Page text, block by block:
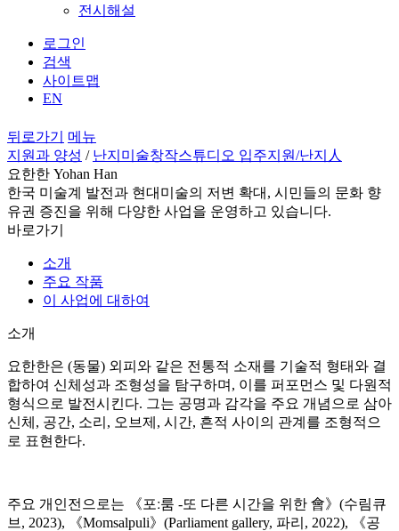
전시해설
로그인
검색
사이트맵
EN
뒤로가기
메뉴
지원과 양성 / 난지미술창작스튜디오 입주지원/난지人
요한한 Yohan Han
한국 미술계 발전과 현대미술의 저변 확대, 시민들의 문화 향
유권 증진을 위해 다양한 사업을 운영하고 있습니다.
바로가기
소개
주요 작품
이 사업에 대하여
소개
요한한은 (동물) 외피와 같은 전통적 소재를 기술적 형태와 결
합하여 신체성과 조형성을 탐구하며, 이를 퍼포먼스 및 다원적
형식으로 발전시킨다. 그는 공명과 감각을 주요 개념으로 삼아
신체, 공간, 소리, 오브제, 시간, 흔적 사이의 관계를 조형적으
로 표현한다.
주요 개인전으로는 《포ː룸 -또 다른 시간을 위한 會》(수림큐
브, 2023), 《Momsalpuli》(Parliament gallery, 파리, 2022), 《공